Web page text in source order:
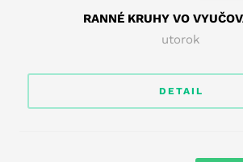
RANNÉ KRUHY VO
utorok
DETAIL